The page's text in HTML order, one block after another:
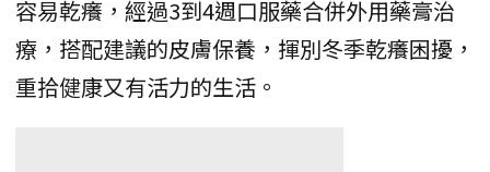
容易乾癢，經過3到4週口服藥合併外用藥膏治
療，搭配建議的皮膚保養，揮別冬季乾癢困擾，
重拾健康又有活力的生活。